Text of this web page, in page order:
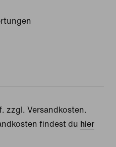
zzgl. Versandkosten.
findest du hier